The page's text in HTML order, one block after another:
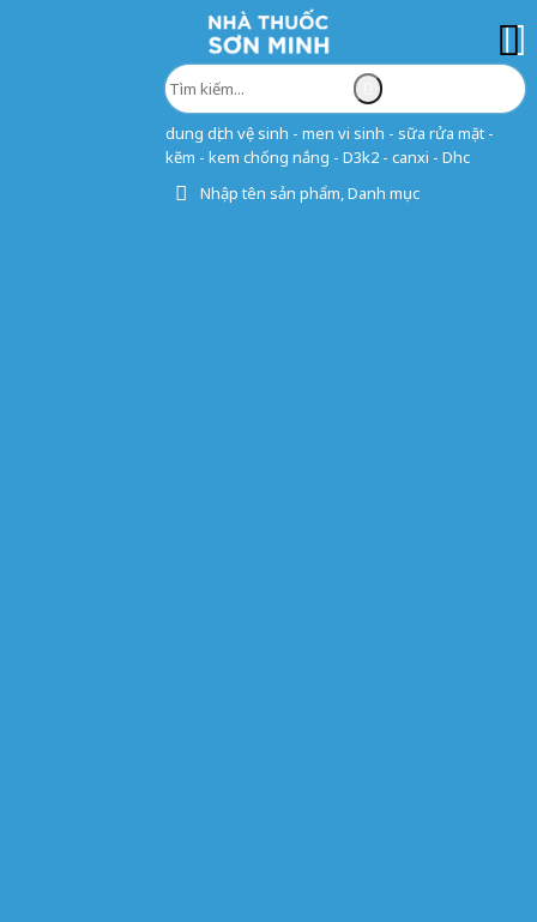
dung dịch vệ sinh - men vi sinh - sữa rửa mặt -
kẽm - kem chống nắng - D3k2 - canxi - Dhc
Nhập tên sản phẩm, Danh mục